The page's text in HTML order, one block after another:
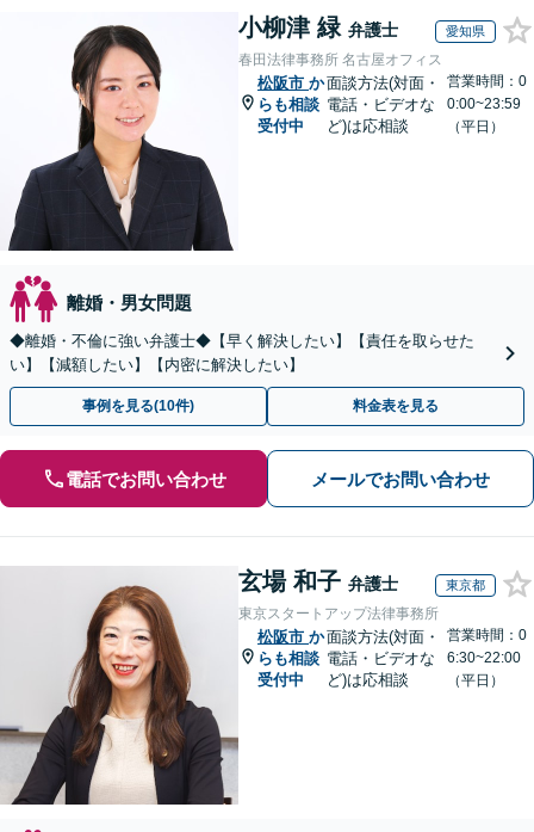
小柳津 緑 弁護士 愛知県
春田法律事務所 名古屋オフィス
松阪市 か
らも相談
受付中
面談方法(対面・
電話・ビデオな
ど)は応相談
営業時間：0
0:00~23:59
（平日）
離婚・男女問題
◆離婚・不倫に強い弁護士◆【早く解決したい】【責任を取らせた
い】【減額したい】【内密に解決したい】
事例を見る(10件) 料金表を見る
電話でお問い合わせ メールでお問い合わせ
玄場 和子 弁護士 東京都
東京スタートアップ法律事務所
松阪市 か
らも相談
受付中
面談方法(対面・
電話・ビデオな
ど)は応相談
営業時間：0
6:30~22:00
（平日）